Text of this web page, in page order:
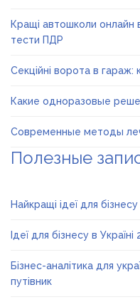
Кращі автошколи онлайн
тести ПДР
Секційні ворота в гараж:
Какие одноразовые
Современные методы
Полезные
Найкращі ідеї для
Ідеї для бізнесу в
Бізнес-аналітика для
путівник